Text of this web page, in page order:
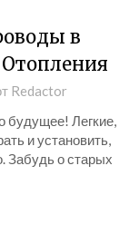
в
Redactor
будущее! Легкие,
и установить,
Забудь о старых